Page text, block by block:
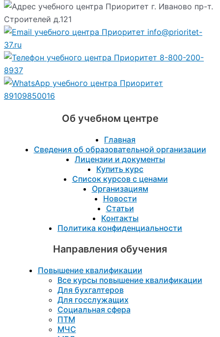
г. Иваново пр-т.
Строителей д.121
info@prioritet-
37.ru
8-800-200-
8937
89109850016
Об учебном центре
Главная
Сведения об образовательной организации
Лицензии и документы
Купить курс
Список курсов с ценами
Организациям
Новости
Статьи
Контакты
Политика конфиденциальности
Направления обучения
Повышение квалификации
Все курсы повышение квалификации
Для бухгалтеров
Для госслужащих
Социальная сфера
ПТМ
МЧС